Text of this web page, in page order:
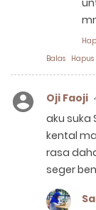
Balas Hapus
Oji Faoji
aku suka
kental
rasa
seger